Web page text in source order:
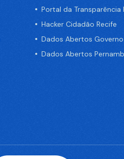
Portal da Transparência
Hacker Cidadão Recife
Dados Abertos Governo
Dados Abertos